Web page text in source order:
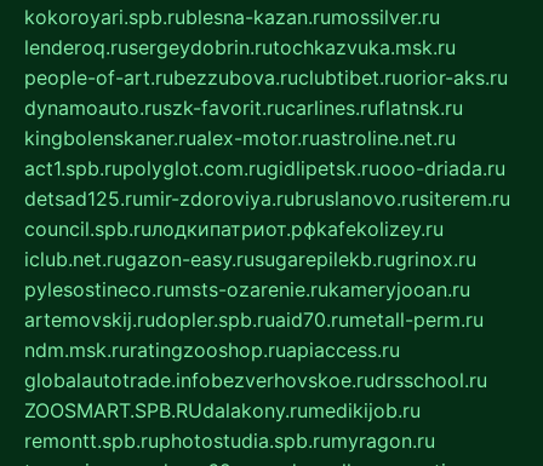
kokoroyari.spb.rublesna-kazan.rumossilver.ru
lenderoq.rusergeydobrin.rutochkazvuka.msk.ru
people-of-art.rubezzubova.ruclubtibet.ruorior-aks.ru
dynamoauto.ruszk-favorit.rucarlines.ruflatnsk.ru
kingbolenskaner.rualex-motor.ruastroline.net.ru
act1.spb.rupolyglot.com.rugidlipetsk.ruooo-driada.ru
detsad125.rumir-zdoroviya.rubruslanovo.rusiterem.ru
council.spb.ruлодкипатриот.рфkafekolizey.ru
iclub.net.rugazon-easy.rusugarepilekb.rugrinox.ru
pylesostineco.rumsts-ozarenie.rukameryjooan.ru
artemovskij.rudopler.spb.ruaid70.rumetall-perm.ru
ndm.msk.ruratingzooshop.ruapiaccess.ru
globalautotrade.infobezverhovskoe.rudrsschool.ru
ZOOSMART.SPB.RUdalakony.rumedikijob.ru
remontt.spb.ruphotostudia.spb.rumyragon.ru